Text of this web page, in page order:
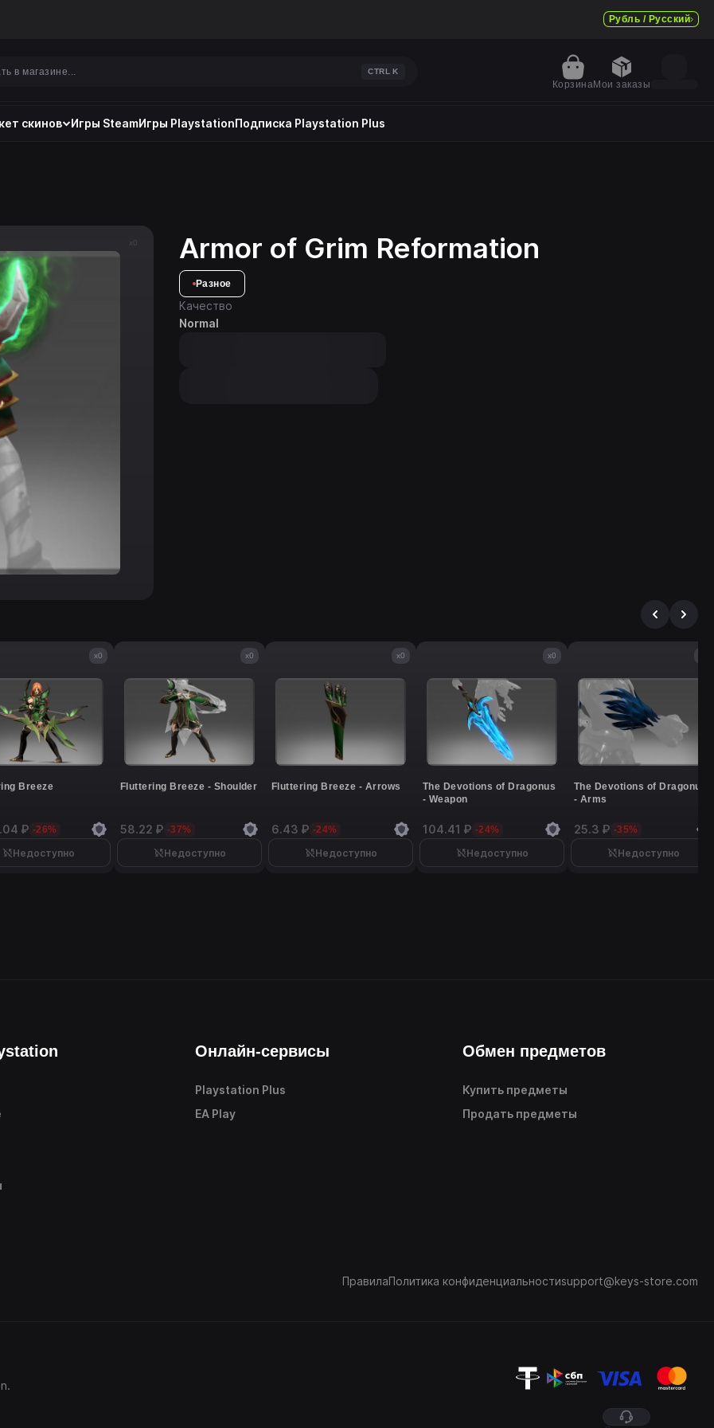
Рубль / Русский
CTRL K
КорзинаМои заказы
скинов Игры SteamИгры PlaystationПодписка Playstation Plus
x0 Armor of Grim Reformation
Разное
Качество
Normal
x0
Breeze
₽ -26%
Недоступно
x0
Fluttering Breeze - Shoulder
58.22 ₽ -37%
Недоступно
x0
Fluttering Breeze - Arrows
6.43 ₽ -24%
Недоступно
x0
The Devotions of Dragonus
- Weapon
104.41 ₽ -24%
Недоступно
The Devotions of Dragonus
- Arms
25.3 ₽ -35%
Недоступно
Онлайн-сервисы
Playstation Plus
EA Play
Обмен предметов
Купить предметы
Продать предметы
ПравилаПолитика конфиденциальностиsupport@keys-store.com